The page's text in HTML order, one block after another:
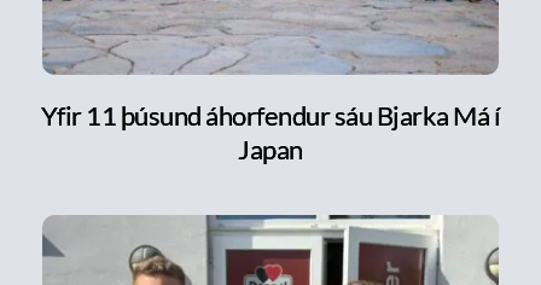
Yfir 11 þúsund áhorfendur sáu Bjarka Má í
Japan